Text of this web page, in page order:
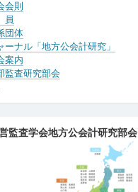
会則
団体
ーナル「地方公会計研究」
案内
監査研究部会
監査学会地方公会計研究部会